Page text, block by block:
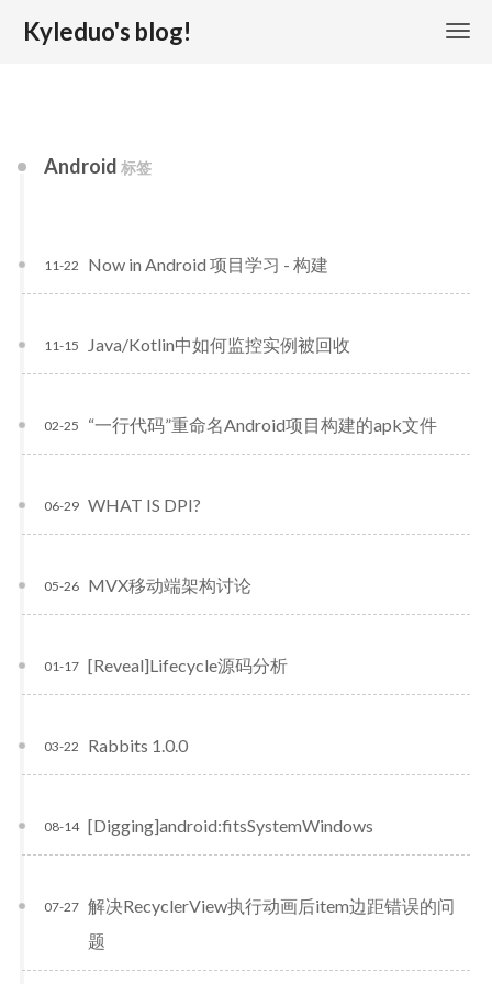
Kyleduo's blog!
Android 标签
Now in Android 项目学习 - 构建
11-22
Java/Kotlin中如何监控实例被回收
11-15
“一行代码”重命名Android项目构建的apk文件
02-25
WHAT IS DPI?
06-29
MVX移动端架构讨论
05-26
[Reveal]Lifecycle源码分析
01-17
Rabbits 1.0.0
03-22
[Digging]android:fitsSystemWindows
08-14
解决RecyclerView执行动画后item边距错误的问
题
07-27